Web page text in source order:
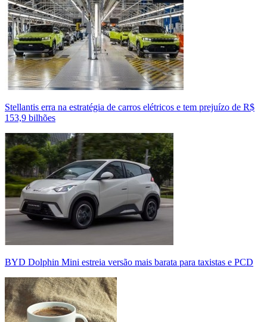
Stellantis erra na estratégia de carros elétricos e tem prejuízo de R$
153,9 bilhões
BYD Dolphin Mini estreia versão mais barata para taxistas e PCD